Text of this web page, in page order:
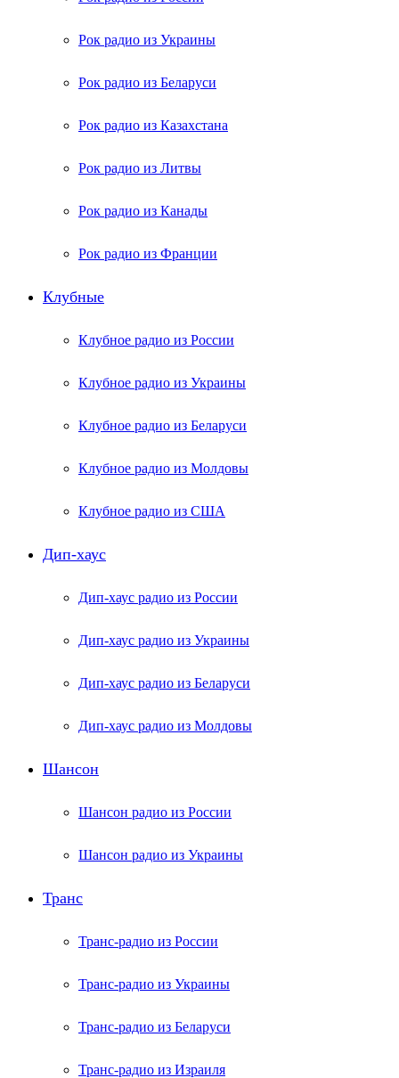
Рок радио из Украины
Рок радио из Беларуси
Рок радио из Казахстана
Рок радио из Литвы
Рок радио из Канады
Рок радио из Франции
Клубные
Клубное радио из России
Клубное радио из Украины
Клубное радио из Беларуси
Клубное радио из Молдовы
Клубное радио из США
Дип-хаус
Дип-хаус радио из России
Дип-хаус радио из Украины
Дип-хаус радио из Беларуси
Дип-хаус радио из Молдовы
Шансон
Шансон радио из России
Шансон радио из Украины
Транс
Транс-радио из России
Транс-радио из Украины
Транс-радио из Беларуси
Транс-радио из Израиля